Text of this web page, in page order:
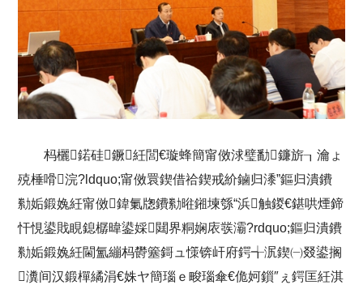
杩欐鍩硅鐝紝閭€璇蜂簡甯傚浗璧勫鐮旂┒瀹ょ
殑棰嗗浣?ldquo;甯傚睘鍥借祫鍥戒紒鏀归潻”鏂归潰鐨
勬姤鍛婏紝甯傚鍏氭牎鐨勬暀鎺堜綔“浜触鍐€鍖哄煙鍗
忓悓鍙戝睍鎴樼暐鍙婇閮界粡娴庡彂灞?rdquo;鏂归潰鐨
勬姤鍛婏紝閫氳繃杩欎簺鎶ュ憡锛屽府鍔╅泦鍥㈠叕鍙搁
瀵间汉鍛樿繘涓€姝ヤ簡瑙ｅ畯瑙傘€佹妸鎻″ぇ鍔匡紝淇